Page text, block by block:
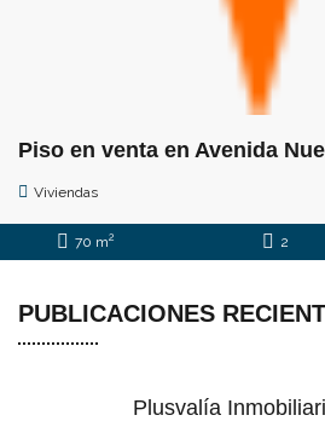
Viviendas
70 m2 2
PUBLICACIONES
Plusvalía